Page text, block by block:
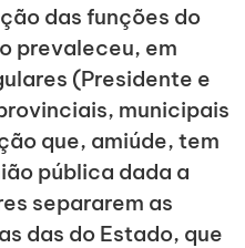
das funções do
prevaleceu, em
(Presidente e
municipais
que, amiúde, tem
pública dada a
separarem as
das do Estado, que